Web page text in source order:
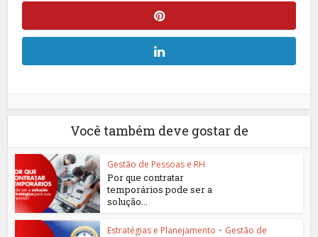
Você também deve gostar de
Gestão de Pessoas e RH
Por que contratar
temporários pode ser a
solução...
Estratégias e Planejamento • Gestão de